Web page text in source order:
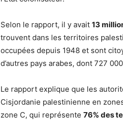
Selon le rapport, il y avait 13
trouvent dans les territoires
occupées depuis 1948 et sont
d’autres pays arabes, dont 727
Le rapport explique que les
Cisjordanie palestinienne en
zone C, qui représente 76% des